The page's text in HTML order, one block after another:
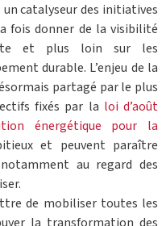
un catalyseur des initiatives
fois donner de la visibilité
et plus loin sur les
durable. L’enjeu de la
partagé par le plus
fixés par la loi d’août
énergétique pour la
et peuvent paraître
au regard des
de mobiliser toutes les